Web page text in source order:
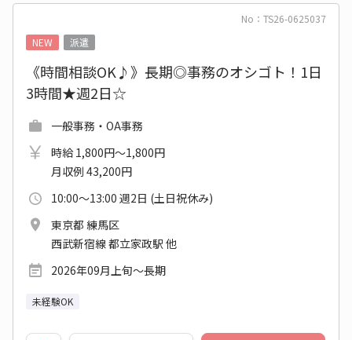
No：TS26-0625037
NEW
派遣
《時間相談OK♪》長期◎事務のオシゴト！1日
3時間★週2日☆
一般事務・OA事務
時給 1,800円～1,800円
月収例 43,200円
10:00～13:00 週2日 (土日祝休み)
東京都 練馬区
西武新宿線 都立家政駅 他
2026年09月上旬～長期
未経験OK